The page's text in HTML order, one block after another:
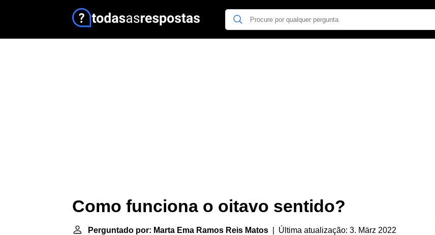
Como funciona o oitavo sentido?
Perguntado por: Marta Ema Ramos Reis Matos | Última atualização: 3. März 2022